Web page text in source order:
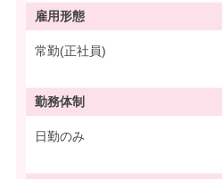
雇用形態
常勤(正社員)
勤務体制
日勤のみ